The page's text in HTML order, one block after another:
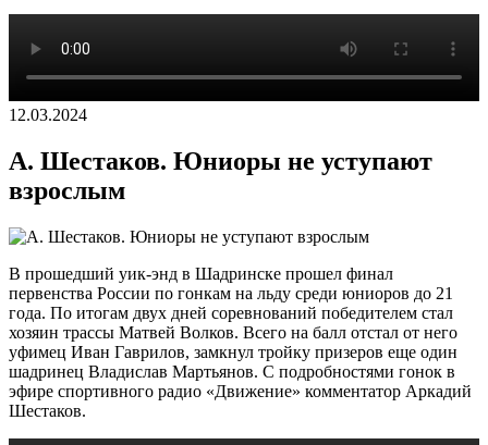
12.03.2024
А. Шестаков. Юниоры не уступают
взрослым
В прошедший уик-энд в Шадринске прошел финал
первенства России по гонкам на льду среди юниоров до 21
года. По итогам двух дней соревнований победителем стал
хозяин трассы Матвей Волков. Всего на балл отстал от него
уфимец Иван Гаврилов, замкнул тройку призеров еще один
шадринец Владислав Мартьянов. С подробностями гонок в
эфире спортивного радио «Движение» комментатор Аркадий
Шестаков.